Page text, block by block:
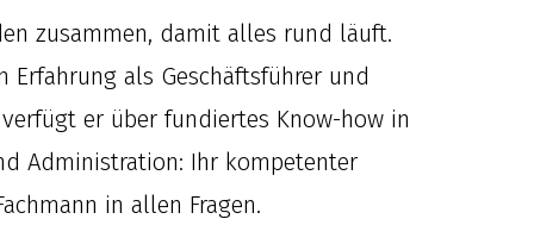
zusammen, damit alles rund läuft.
Erfahrung als Geschäftsführer und
er über fundiertes Know-how in
Administration: Ihr kompetenter
in allen Fragen.